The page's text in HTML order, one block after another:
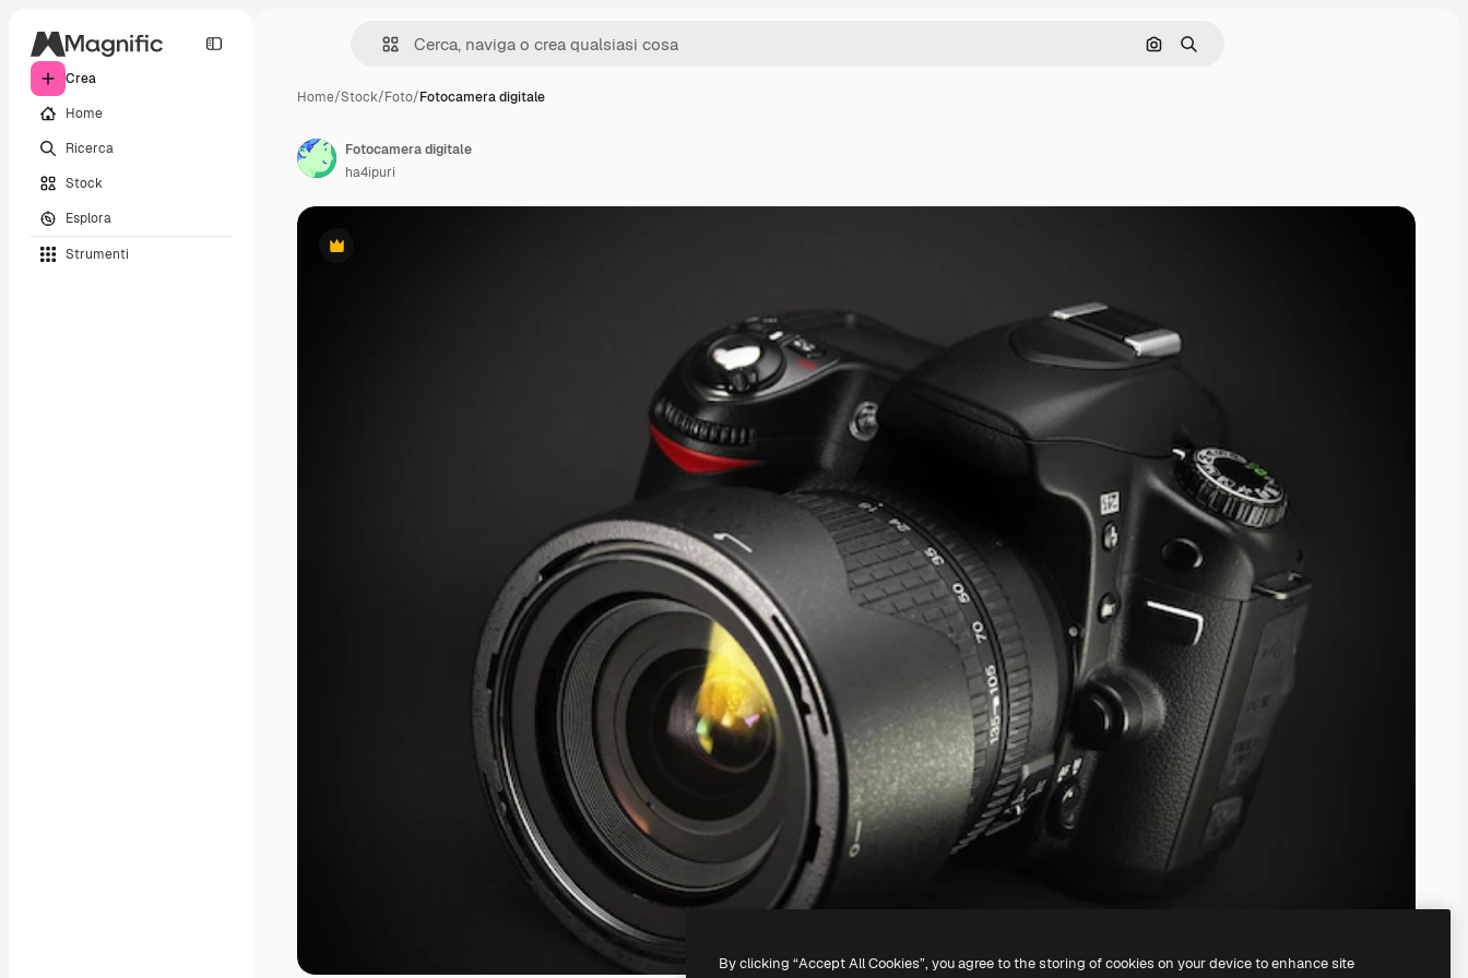
Crea
Home
Ricerca
Stock
Esplora
Strumenti
Cerca per immagine
Ricerca
Home/Stock/Foto/Fotocamera digitale
Premium
Fotocamera digitale
ha4ipuri
By clicking “Accept All Cookies”, you agree to the storing of cookies on your device to enhance site